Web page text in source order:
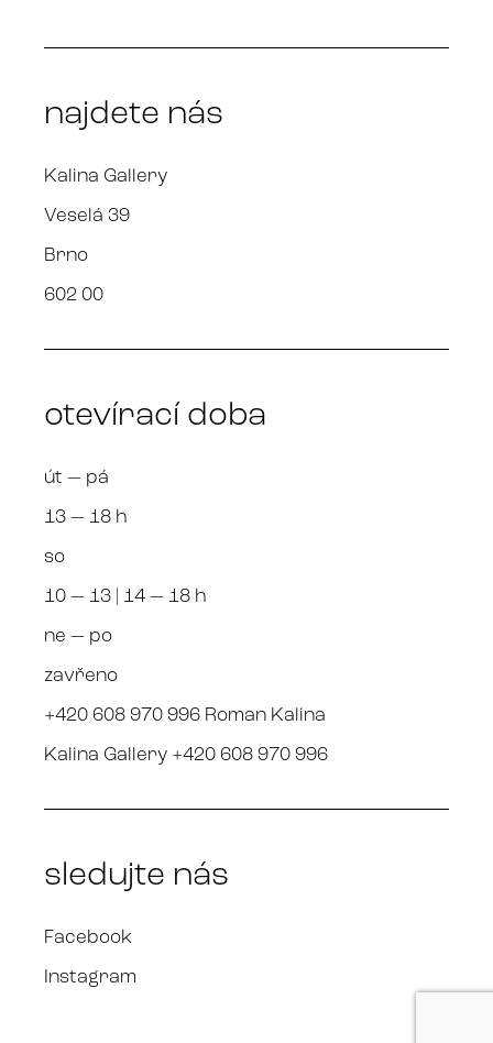
najdete nás
Kalina Gallery
Veselá 39
Brno
602 00
otevírací doba
út — pá
13 — 18 h
so
10 — 13 | 14 — 18 h
ne — po
zavřeno
+420 608 970 996 Roman Kalina
Kalina Gallery +420 608 970 996
sledujte nás
Facebook
Instagram